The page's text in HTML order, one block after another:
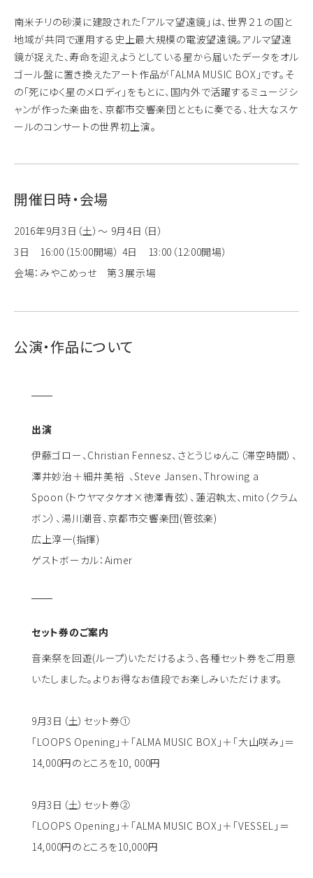
南米チリの砂漠に建設された「アルマ望遠鏡」は、世界２１の国と
地域が共同で運用する史上最大規模の電波望遠鏡。アルマ望遠
鏡が捉えた、寿命を迎えようとしている星から届いたデータをオル
ゴール盤に置き換えたアート作品が「ALMA MUSIC BOX」です。そ
の「死にゆく星のメロディ」をもとに、国内外で活躍するミュージシ
ャンが作った楽曲を、京都市交響楽団とともに奏でる、壮大なスケ
ールのコンサートの世界初上演。
開催日時・会場
2016年9月3日（土）～ 9月4日（日）
3日 16:00（15:00開場） 4日 13:00（12:00開場）
会場：みやこめっせ 第３展示場
公演・作品について
出演
伊藤ゴロー、Christian Fennesz、さとうじゅんこ（滞空時間）、
澤井妙治＋細井美裕 、Steve Jansen、Throwing a
Spoon（トウヤマタケオ×徳澤青弦）、蓮沼執太、mito（クラム
ボン）、湯川潮音、京都市交響楽団(管弦楽)
広上淳一(指揮)
ゲストボーカル：Aimer
セット券のご案内
音楽祭を回遊(ループ)いただけるよう、各種セット券をご用意
いたしました。よりお得なお値段でお楽しみいただけます。
9月3日（土）セット券①
「LOOPS Opening」＋「ALMA MUSIC BOX」＋「大山咲み」＝
14,000円のところを10, 000円
9月3日（土）セット券②
「LOOPS Opening」＋「ALMA MUSIC BOX」＋「VESSEL」＝
14,000円のところを10,000円